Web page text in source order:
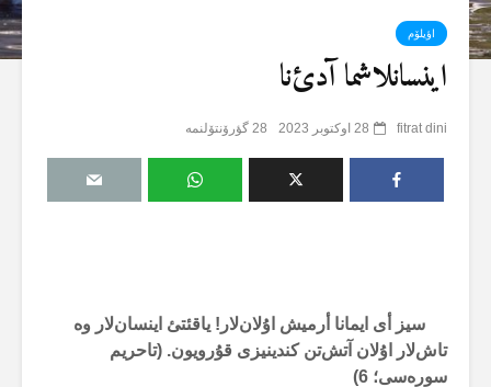
اؤیلۆم
اینسانلاشما آدئ‌نا
fitrat dini 28 اوکتوبر 2023 28 گؤرۆنتۆلنمە
سیز أی ایمانا أرمیش اۇلان‌لار! یاقئتئ اینسان‌لار وە
تاش‌لار اۇلان آتش‌تن کندینیزی قۇرویون. (تاحریم
سورەسی؛ 6
)